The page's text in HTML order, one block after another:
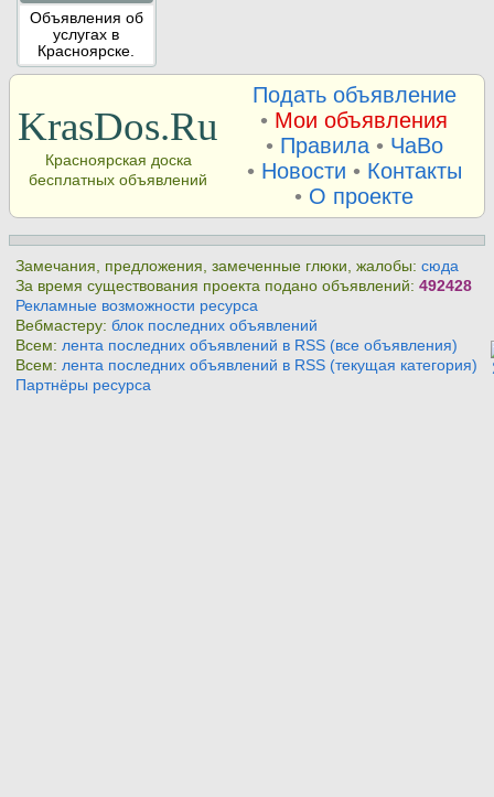
Объявления об
услугах в
Красноярске.
KrasDos.Ru
Красноярская доска
бесплатных объявлений
Подать объявление
• Мои объявления
• Правила• ЧаВо
• Новости • Контакты
• О проекте
Замечания, предложения, замеченные глюки, жалобы:сюда
За время существования проекта подано объявлений:492428
Рекламные возможности ресурса
Вебмастеру:блок последних объявлений
Всем: лента последних объявлений в RSS (все объявления)
Всем: лента последних объявлений в RSS (текущая категория)
Партнёры ресурса